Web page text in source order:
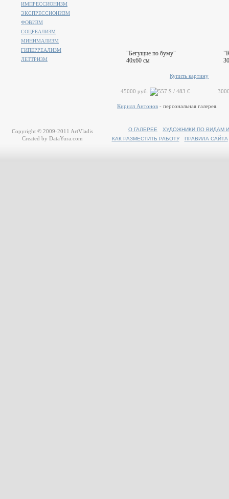
"Бегущие по буму"
40x60 см
Купить картину
45000 руб.
Кирилл Антонов - персональная галерея.
ИМПРЕССИОНИЗМ
ЭКСПРЕССИОНИЗМ
ФОВИЗМ
СОЦРЕАЛИЗМ
МИНИМАЛИЗМ
ГИПЕРРЕАЛИЗМ
ЛЕТТРИЗМ
О ГАЛЕРЕЕ
ХУДОЖНИКИ ПО ВИДАМ
КАК РАЗМЕСТИТЬ РАБОТУ
ПРАВИЛА САЙТА
Copyright © 2009-2011 ArtVladis
Created by DataYura.com